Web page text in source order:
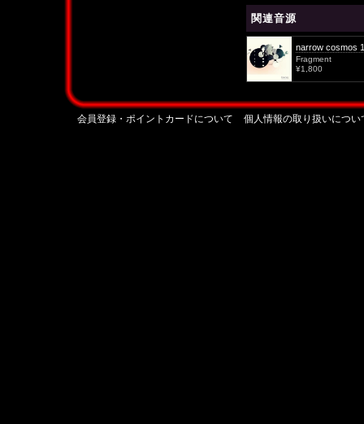
関連音源
narrow cosmos
Fragment
¥1,800
会員登録・ポイントカードについて 個人情報の取り扱いについ